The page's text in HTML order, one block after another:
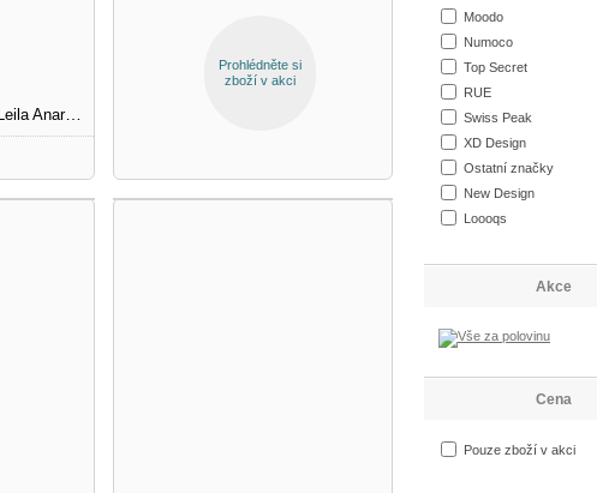
Plážový overal dámský Leila Anaranjado
Prohlédněte si
zboží v akci
Moodo
Numoco
Top Secret
RUE
Swiss Peak
XD Design
Ostatní značky
New Design
Loooqs
Akce
Cena
Pouze zboží v akci